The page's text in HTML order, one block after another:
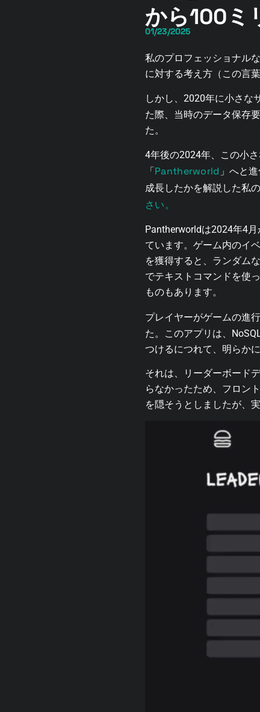
から100ミ
01/23/2025
私のプロフェッショナル
に対する考え方（この言
しかし、2020年に小さな
た際、当時のデータ保存
た。
4年後の2024年、この小
「Pantherworld 」へと
成長したかを解説した私の
さい。
Pantherworldは2024年4
ています。ゲーム内のイ
を獲得すると、ランダム
でテキストコマンドを使
ものもあります。
プレイヤーがゲームの進
た。このアプリは、
つけるにつれて、明らか
それは、リーダーボード
らなかったため、フロン
を隠そうとしましたが、